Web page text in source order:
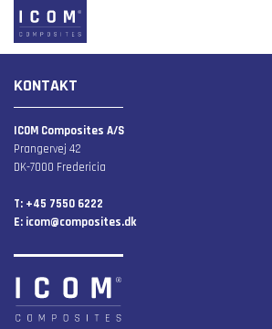
KONTAKT
ICOM Composites A/S
Prangervej 42
DK-7000 Fredericia
T: +45 7550 6222
E: icom@composites.dk